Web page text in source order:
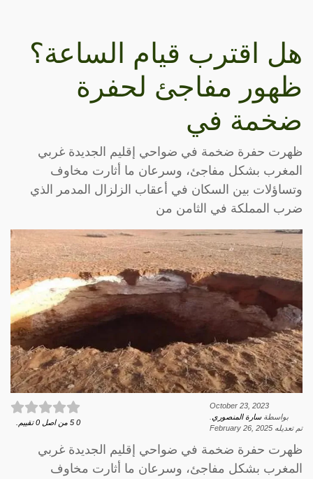
هل اقترب قيام الساعة؟
ظهور مفاجئ لحفرة
ضخمة في
ظهرت حفرة ضخمة في ضواحي إقليم الجديدة غربي
المغرب بشكل مفاجئ، وسرعان ما أثارت مخاوف
وتساؤلات بين السكان في أعقاب الزلزال المدمر الذي
ضرب المملكة في الثامن من
October 23, 2023
بواسطةسارة المنصوري
تم تعديله February 26, 2025
0
5 من اصل 0 تقييم.
ظهرت حفرة ضخمة في ضواحي إقليم الجديدة غربي
المغرب بشكل مفاجئ، وسرعان ما أثارت مخاوف